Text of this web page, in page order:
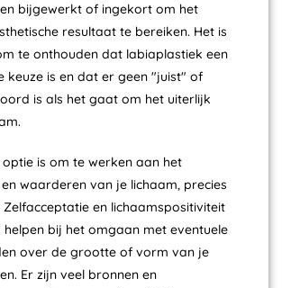
bijgewerkt of ingekort om het
resultaat te bereiken. Het is
te onthouden dat labiaplastiek een
keuze is en dat er geen "juist" of
is als het gaat om het uiterlijk
optie is om te werken aan het
waarderen van je lichaam, precies
Zelfacceptatie en lichaamspositiviteit
helpen bij het omgaan met eventuele
over de grootte of vorm van je
Er zijn veel bronnen en